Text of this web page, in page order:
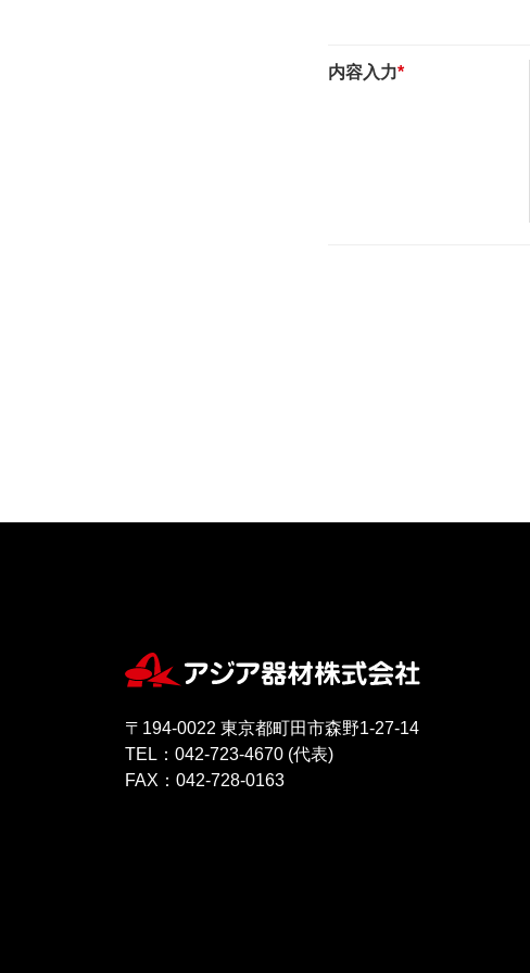
内容入力*
〒194-0022 東京都町田市森野1-27-14
TEL：042-723-4670 (代表)
FAX：042-728-0163